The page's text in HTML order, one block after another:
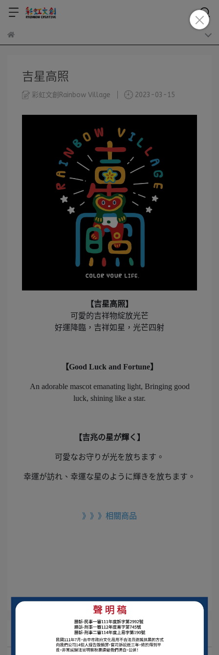
吉星高照
彩虹文創Rainbow Village 2023-03-15
【吉星高照】
可愛的吉祥物綻放光芒
好運降臨，吉祥如星，光芒四射
【Good Luck and Fortune】
An adorable mascot emanating light, Bringing good
luck, shining like a star.
【吉兆の星が輝く】
可愛なお守りが光を放ちます。
幸運が訪れ、幸運な星のように輝きを放ちます。
》》》相關商品